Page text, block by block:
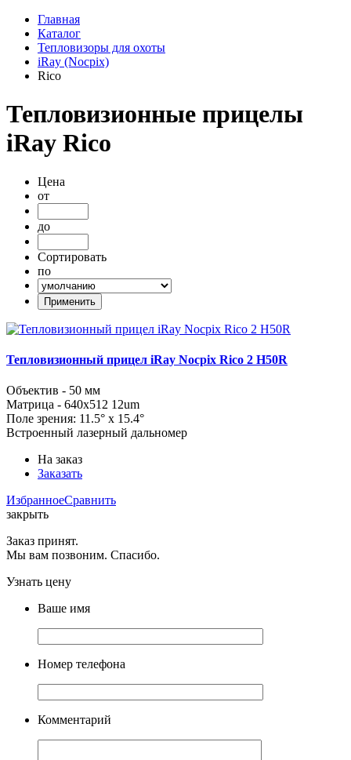
Главная
Каталог
Тепловизоры для охоты
iRay (Nocpix)
Rico
Тепловизионные прицелы
iRay Rico
Цена
от
до
Сортировать
по
Тепловизионный прицел iRay Nocpix Rico 2 H50R
Объектив - 50 мм
Матрица - 640x512 12um
Поле зрения: 11.5° x 15.4°
Встроенный лазерный дальномер
На заказ
Заказать
ИзбранноеСравнить
закрыть
Заказ принят.
Мы вам позвоним. Спасибо.
Узнать цену
Ваше имя
Номер телефона
Комментарий